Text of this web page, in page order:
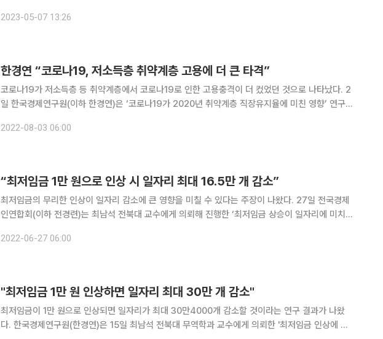
확인되지만 ‘부모를 모실 책임은 전적으로 자
2023-05-07 13:26
한경연 “코로나19, 저소득층 취약계층 고용에 더 큰 타격”
코로나19가 저소득층 등 취약계층에서 코로나19로 인한 고용충격이 더 컸었던 것으로 나타났다. 2
일 한국경제연구원(이하 한경연)은 ‘코로나19가 2020년 취약계층 직장유지율에 미친 영향’ 연구를
미친 영향을 삼중차분법(Difference in Differ
2022-08-03 06:00
“최저임금 1만 원으로 인상 시 일자리 최대 16.5만 개 감소”
최저임금의 무리한 인상이 일자리 감소에 큰 영향을 미칠 수 있다는 주장이 나왔다. 27일 전국경제
인연합회(이하 전경련)는 최남석 전북대 교수에게 의뢰해 진행한 ‘최저임금 상승이 일자리에 미치는
다. 보고서는 한국복지패널의 2017년~2020년 가구원패널
2022-06-27 06:00
"최저임금 1만 원 인상하면 일자리 최대 30만 개 감소"
최저임금이 1만 원으로 인상되면 일자리가 최대 30만4000개 감소할 것이라는 연구 결과가 나왔
다. 한국경제연구원(한경연)은 15일 최남석 전북대 무역학과 교수에게 의뢰한 '최저임금 인상에 따